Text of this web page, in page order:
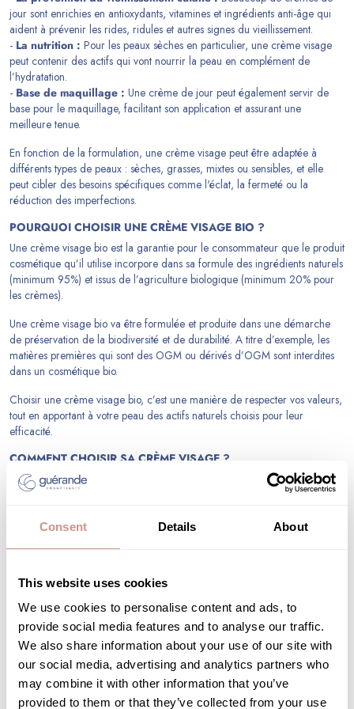
Consent Details About
This website uses cookies
We use cookies to personalise content and ads, to
provide social media features and to analyse our traffic.
We also share information about your use of our site with
our social media, advertising and analytics partners who
may combine it with other information that you’ve
provided to them or that they’ve collected from your use
jour sont enrichies en antioxydants, vitamines et ingrédients anti-âge qui
aident à prévenir les rides, ridules et autres signes du vieillissement.
- La nutrition : Pour les peaux sèches en particulier, une crème visage
peut contenir des actifs qui vont nourrir la peau en complément de
l’hydratation.
- Base de maquillage : Une crème de jour peut également servir de
base pour le maquillage, facilitant son application et assurant une
meilleure tenue.
En fonction de la formulation, une crème visage peut être adaptée à
différents types de peaux : sèches, grasses, mixtes ou sensibles, et elle
peut cibler des besoins spécifiques comme l'éclat, la fermeté ou la
réduction des imperfections.
POURQUOI CHOISIR UNE CRÈME VISAGE BIO ?
Une crème visage bio est la garantie pour le consommateur que le produit
cosmétique qu’il utilise incorpore dans sa formule des ingrédients naturels
(minimum 95%) et issus de l’agriculture biologique (minimum 20% pour
les crèmes).
Une crème visage bio va être formulée et produite dans une démarche
de préservation de la biodiversité et de durabilité. A titre d’exemple, les
matières premières qui sont des OGM ou dérivés d’OGM sont interdites
dans un cosmétique bio.
Choisir une crème visage bio, c’est une manière de respecter vos valeurs,
tout en apportant à votre peau des actifs naturels choisis pour leur
efficacité.
COMMENT CHOISIR SA CRÈME VISAGE ?
Guérande Cosmétiques
a formulé plusieurs crèmes bio pour le visage
avec des ingrédients naturels issus des salines de Guérande. Chaque
de protéger la peau du visage des particules de pollution.
type et votre état de peau, ce qui déterminera ses besoins. Par exemple
une peau normale déshydratée va avoir besoin d’une crème hydratante,
une peau sensible cherchera une crème visage apportant du confort à la
peau, une peau mature a besoin d’actifs anti-âge pour retrouver souplesse
et éclat...
Chaque gamme visage de Guérande Cosmétiques intègre une crème
visage bio dont la formulation naturelle vous aidera à prendre soin de